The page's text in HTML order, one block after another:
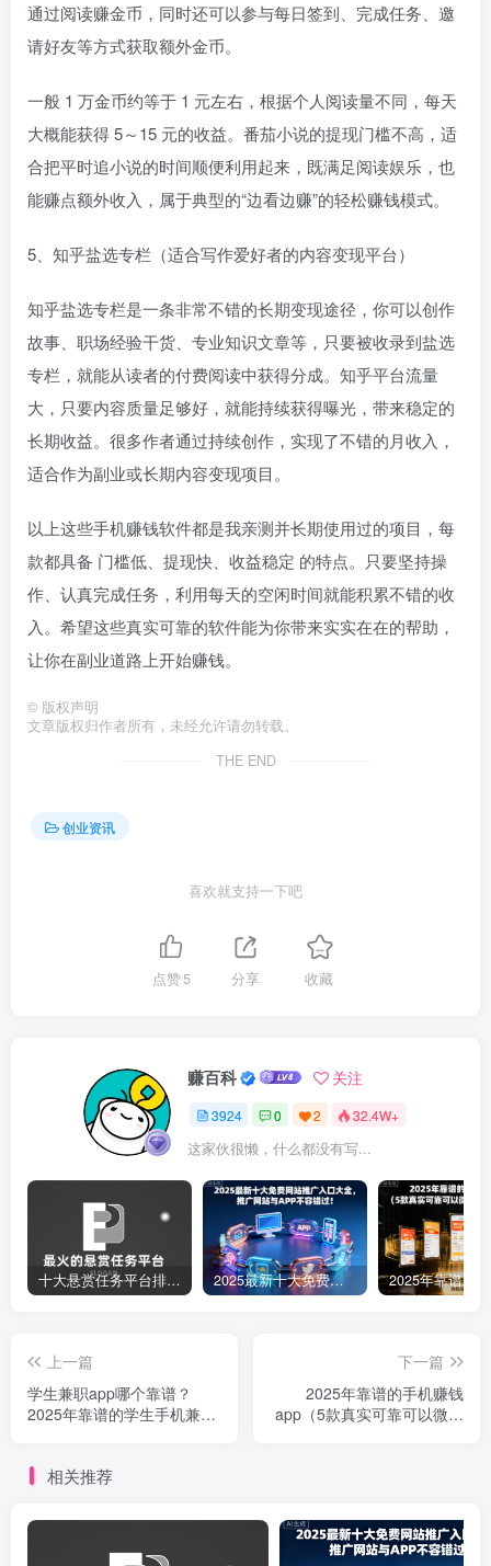
通过阅读赚金币，同时还可以参与每日签到、完成任务、邀
请好友等方式获取额外金币。
一般 1 万金币约等于 1 元左右，根据个人阅读量不同，每天
大概能获得 5～15 元的收益。番茄小说的提现门槛不高，适
合把平时追小说的时间顺便利用起来，既满足阅读娱乐，也
能赚点额外收入，属于典型的“边看边赚”的轻松赚钱模式。
5、知乎盐选专栏（适合写作爱好者的内容变现平台）
知乎盐选专栏是一条非常不错的长期变现途径，你可以创作
故事、职场经验干货、专业知识文章等，只要被收录到盐选
专栏，就能从读者的付费阅读中获得分成。知乎平台流量
大，只要内容质量足够好，就能持续获得曝光，带来稳定的
长期收益。很多作者通过持续创作，实现了不错的月收入，
适合作为副业或长期内容变现项目。
以上这些手机赚钱软件都是我亲测并长期使用过的项目，每
款都具备 门槛低、提现快、收益稳定 的特点。只要坚持操
作、认真完成任务，利用每天的空闲时间就能积累不错的收
入。希望这些真实可靠的软件能为你带来实实在在的帮助，
让你在副业道路上开始赚钱。
© 版权声明
文章版权归作者所有，未经允许请勿转载。
THE END
创业资讯
喜欢就支持一下吧
点赞5 分享 收藏
赚百科 关注
3924 0 2 32.4W+
这家伙很懒，什么都没有写...
十大悬赏任务平台排行榜（全网最好的悬赏任务平台） 2025最新十大免费网站推广入口大全，推广网站与APP不容错过！
上一篇
学生兼职app哪个靠谱？
2025年靠谱的学生手机兼职
下一篇
2025年靠谱的手机赚钱
app（5款真实可靠可以微信
相关推荐